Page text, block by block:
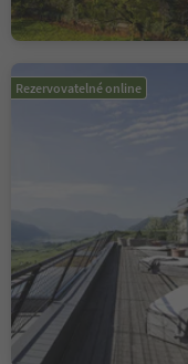
Rezervovatelné online